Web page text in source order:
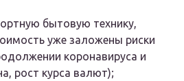
бытовую технику,
уже заложены риски
коронавируса и
рост курса валют);